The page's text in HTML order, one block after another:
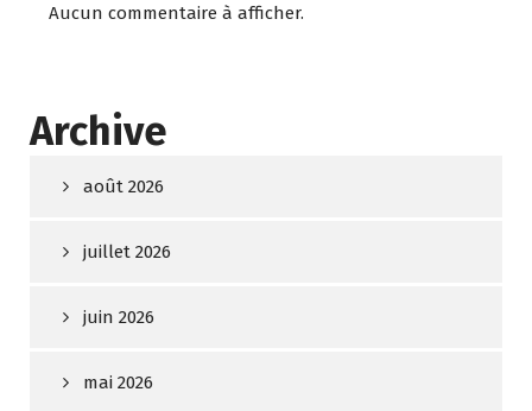
Aucun commentaire à afficher.
Archive
août 2026
juillet 2026
juin 2026
mai 2026